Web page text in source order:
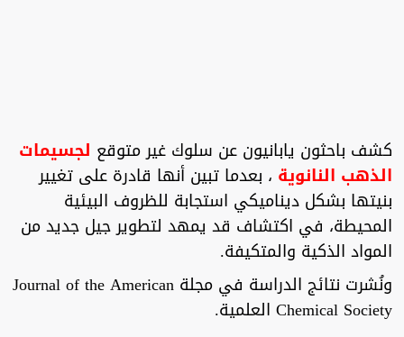
كشف باحثون يابانيون عن سلوك غير متوقع لجسيمات
الذهب النانوية ، بعدما تبين أنها قادرة على تغيير
بنيتها بشكل ديناميكي استجابة للظروف البيئية
المحيطة، في اكتشاف قد يمهد لتطوير جيل جديد من
المواد الذكية والمتكيفة.
ونُشرت نتائج الدراسة في مجلة Journal of the American
Chemical Society العلمية.